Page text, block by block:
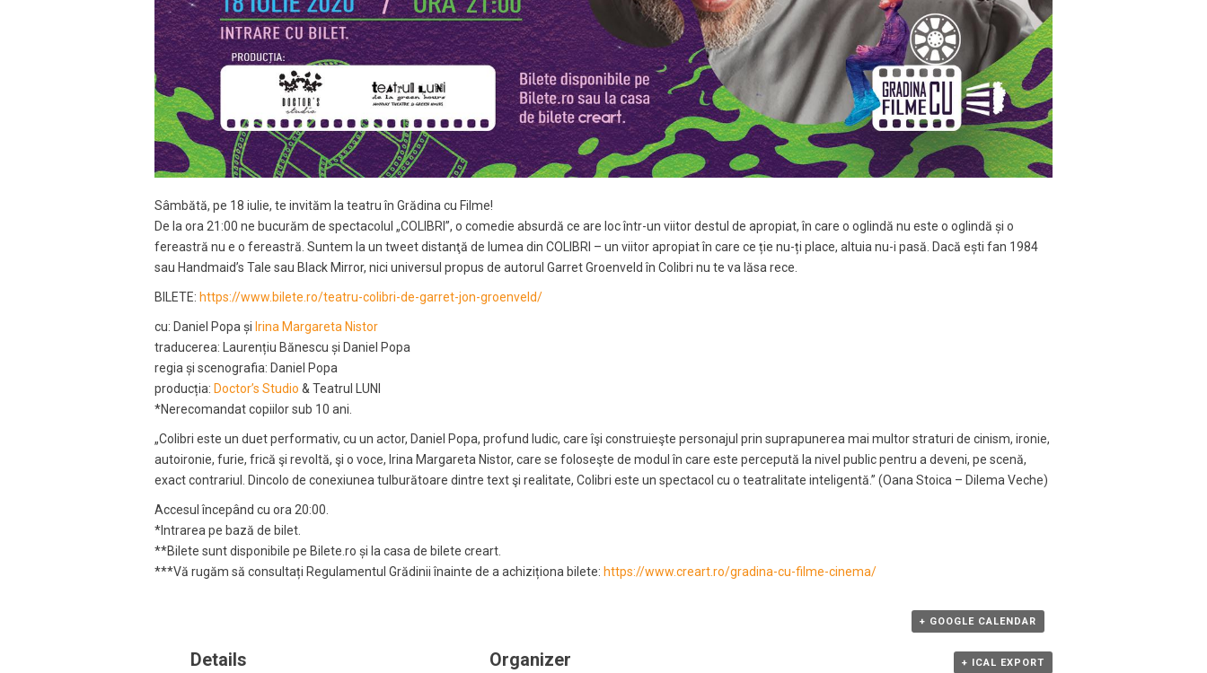
Sâmbătă, pe 18 iulie, te invităm la teatru în Grădina cu Filme!
De la ora 21:00 ne bucurăm de spectacolul „COLIBRI”, o comedie absurdă ce are loc într-un viitor destul de apropiat, în care o oglindă nu este o oglindă și o
fereastră nu e o fereastră. Suntem la un tweet distanţă de lumea din COLIBRI – un viitor apropiat în care ce ție nu-ți place, altuia nu-i pasă. Dacă ești fan 1984
sau Handmaid’s Tale sau Black Mirror, nici universul propus de autorul Garret Groenveld în Colibri nu te va lăsa rece.
BILETE: https://www.bilete.ro/teatru-colibri-de-garret-jon-groenveld/
cu: Daniel Popa și Irina Margareta Nistor
traducerea: Laurențiu Bănescu și Daniel Popa
regia și scenografia: Daniel Popa
producția: Doctor’s Studio & Teatrul LUNI
*Nerecomandat copiilor sub 10 ani.
„Colibri este un duet performativ, cu un actor, Daniel Popa, profund ludic, care îşi construieşte personajul prin suprapunerea mai multor straturi de cinism, ironie,
autoironie, furie, frică şi revoltă, şi o voce, Irina Margareta Nistor, care se foloseşte de modul în care este percepută la nivel public pentru a deveni, pe scenă,
exact contrariul. Dincolo de conexiunea tulburătoare dintre text şi realitate, Colibri este un spectacol cu o teatralitate inteligentă.” (Oana Stoica – Dilema Veche)
Accesul începând cu ora 20:00.
*Intrarea pe bază de bilet.
**Bilete sunt disponibile pe Bilete.ro și la casa de bilete creart.
***Vă rugăm să consultați Regulamentul Grădinii înainte de a achiziționa bilete: https://www.creart.ro/gradina-cu-filme-cinema/
+ GOOGLE CALENDAR
+ ICAL EXPORT
Details Organizer